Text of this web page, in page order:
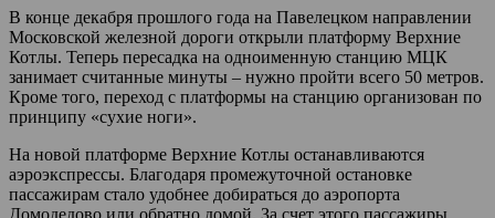
В конце декабря прошлого года на Павелецком направлении
Московской железной дороги открыли платформу Верхние
Котлы. Теперь пересадка на одноименную станцию МЦК
занимает считанные минуты – нужно пройти всего 50 метров.
Кроме того, переход с платформы на станцию организован по
принципу «сухие ноги».
На новой платформе Верхние Котлы останавливаются
аэроэкспрессы. Благодаря промежуточной остановке
пассажирам стало удобнее добираться до аэропорта
Домодедово или обратно домой. За счет этого пассажиры